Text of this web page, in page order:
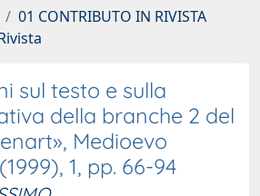
01 CONTRIBUTO IN RIVISTA
sul testo e sulla
della branche 2 del
Medioevo
1, pp. 66-94